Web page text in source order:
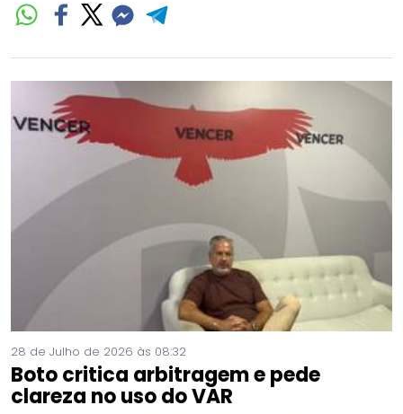
28 de Julho de 2026 às 08:32
Boto critica arbitragem e pede
clareza no uso do VAR